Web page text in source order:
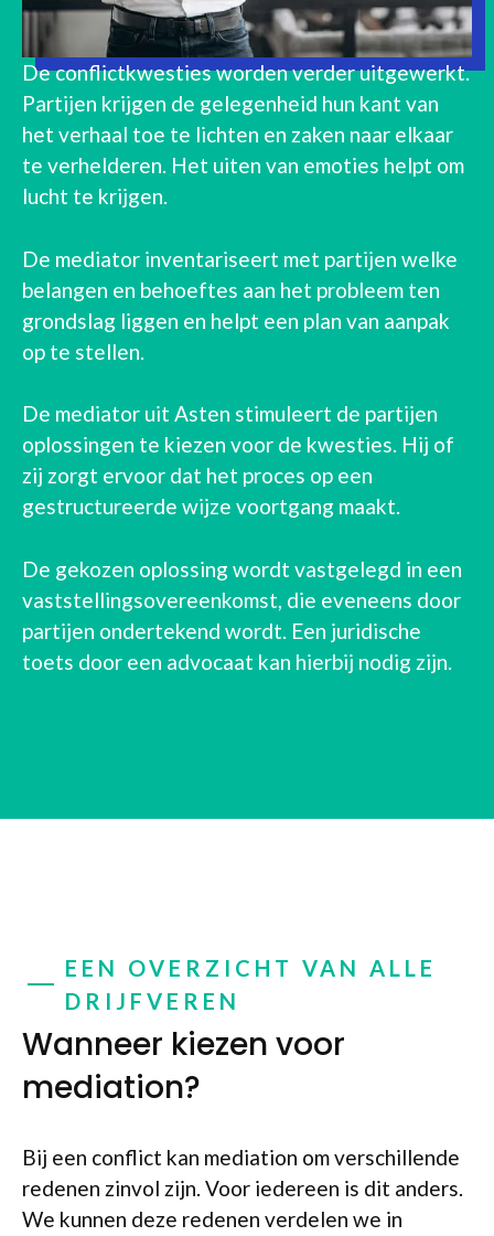
De conflictkwesties worden verder uitgewerkt.
Partijen krijgen de gelegenheid hun kant van
het verhaal toe te lichten en zaken naar elkaar
te verhelderen. Het uiten van emoties helpt om
lucht te krijgen.
De mediator inventariseert met partijen welke
belangen en behoeftes aan het probleem ten
grondslag liggen en helpt een plan van aanpak
op te stellen.
De mediator uit Asten stimuleert de partijen
oplossingen te kiezen voor de kwesties. Hij of
zij zorgt ervoor dat het proces op een
gestructureerde wijze voortgang maakt.
De gekozen oplossing wordt vastgelegd in een
vaststellingsovereenkomst, die eveneens door
partijen ondertekend wordt. Een juridische
toets door een advocaat kan hierbij nodig zijn.
EEN OVERZICHT VAN ALLE
DRIJFVEREN
Wanneer kiezen voor
mediation?
Bij een conflict kan mediation om verschillende
redenen zinvol zijn. Voor iedereen is dit anders.
We kunnen deze redenen verdelen we in